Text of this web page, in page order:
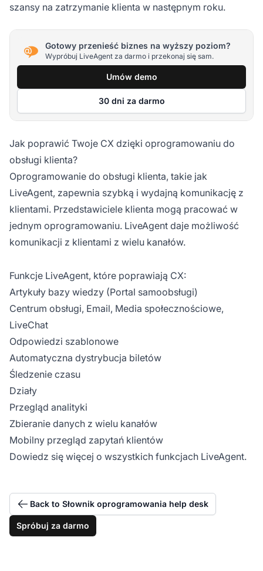
szansy na zatrzymanie klienta w następnym roku.
Gotowy przenieść biznes na wyższy poziom?
Wypróbuj LiveAgent za darmo i przekonaj się sam.
Umów demo
30 dni za darmo
Jak poprawić Twoje CX dzięki oprogramowaniu do
obsługi klienta?
Oprogramowanie do obsługi klienta, takie jak
LiveAgent, zapewnia szybką i wydajną komunikację z
klientami. Przedstawiciele klienta mogą pracować w
jednym oprogramowaniu. LiveAgent daje możliwość
komunikacji z klientami z wielu kanałów.
Funkcje LiveAgent, które poprawiają CX:
Artykuły bazy wiedzy (Portal samoobsługi)
Centrum obsługi, Email, Media społecznościowe,
LiveChat
Odpowiedzi szablonowe
Automatyczna dystrybucja biletów
Śledzenie czasu
Działy
Przegląd analityki
Zbieranie danych z wielu kanałów
Mobilny przegląd zapytań klientów
Dowiedz się więcej o wszystkich funkcjach LiveAgent.
Back to Słownik oprogramowania help desk
Spróbuj za darmo